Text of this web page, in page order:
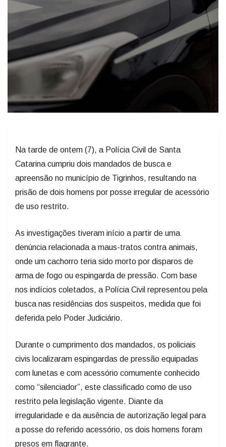
Na tarde de ontem (7), a Polícia Civil de Santa
Catarina cumpriu dois mandados de busca e
apreensão no município de Tigrinhos, resultando na
prisão de dois homens por posse irregular de acessório
de uso restrito.
As investigações tiveram início a partir de uma
denúncia relacionada a maus-tratos contra animais,
onde um cachorro teria sido morto por disparos de
arma de fogo ou espingarda de pressão. Com base
nos indícios coletados, a Polícia Civil representou pela
busca nas residências dos suspeitos, medida que foi
deferida pelo Poder Judiciário.
Durante o cumprimento dos mandados, os policiais
civis localizaram espingardas de pressão equipadas
com lunetas e com acessório comumente conhecido
como “silenciador”, este classificado como de uso
restrito pela legislação vigente. Diante da
irregularidade e da ausência de autorização legal para
a posse do referido acessório, os dois homens foram
presos em flagrante.